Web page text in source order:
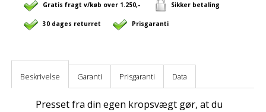
Gratis fragt v/køb over 1.250,- Sikker betaling
30 dages returret Prisgaranti
Beskrivelse Garanti Prisgaranti Data
Presset fra din egen kropsvægt gør, at du